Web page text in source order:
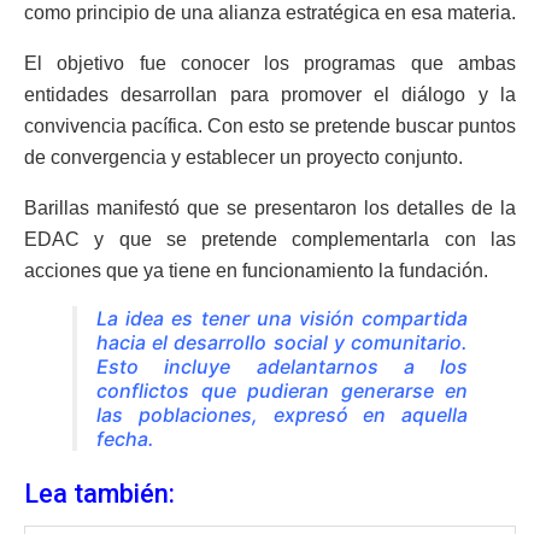
como principio de una alianza estratégica en esa materia.
El objetivo fue conocer los programas que ambas
entidades desarrollan para promover el diálogo y la
convivencia pacífica. Con esto se pretende buscar puntos
de convergencia y establecer un proyecto conjunto.
Barillas manifestó que se presentaron los detalles de la
EDAC y que se pretende complementarla con las
acciones que ya tiene en funcionamiento la fundación.
La idea es tener una visión compartida
hacia el desarrollo social y comunitario.
Esto incluye adelantarnos a los
conflictos que pudieran generarse en
las poblaciones, expresó en aquella
fecha.
Lea también: